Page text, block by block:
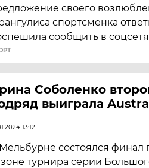
своего
спортсменка
сообщить в
Соболенко
выиграла
13:12
состоялся финал
турнира серии